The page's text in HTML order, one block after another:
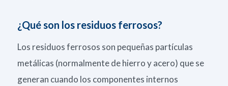
¿Qué son los residuos ferrosos?
Los residuos ferrosos son pequeñas partículas
metálicas (normalmente de hierro y acero) que se
generan cuando los componentes internos